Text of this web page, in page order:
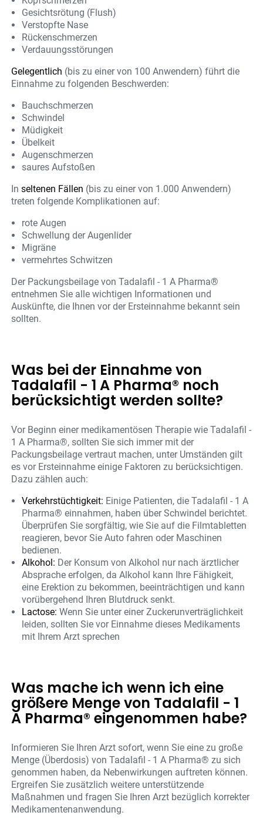
Gesichtsrötung (Flush)
Verstopfte Nase
Rückenschmerzen
Verdauungsstörungen
Gelegentlich (bis zu einer von 100 Anwendern) führt die
Einnahme zu folgenden Beschwerden:
Bauchschmerzen
Schwindel
Müdigkeit
Übelkeit
Augenschmerzen
saures Aufstoßen
Inseltenen Fällen (bis zu einer von 1.000 Anwendern)
treten folgende Komplikationen auf:
rote Augen
Schwellung der Augenlider
Migräne
vermehrtes Schwitzen
Der Packungsbeilage von Tadalafil - 1 A Pharma®
entnehmen Sie alle wichtigen Informationen und
Auskünfte, die Ihnen vor der Ersteinnahme bekannt sein
sollten.
Was bei der Einnahme von
Tadalafil - 1 A Pharma® noch
berücksichtigt werden sollte?
Vor Beginn einer medikamentösen Therapie wie Tadalafil -
1 A Pharma®, sollten Sie sich immer mit der
Packungsbeilage vertraut machen, unter Umständen gilt
es vor Ersteinnahme einige Faktoren zu berücksichtigen.
Dazu zählen auch:
Verkehrstüchtigkeit: Einige Patienten, die Tadalafil - 1 A
Pharma® einnahmen, haben über Schwindel berichtet.
Überprüfen Sie sorgfältig, wie Sie auf die Filmtabletten
reagieren, bevor Sie Auto fahren oder Maschinen
bedienen.
Alkohol: Der Konsum von Alkohol nur nach ärztlicher
Absprache erfolgen, da Alkohol kann Ihre Fähigkeit,
eine Erektion zu bekommen, beeinträchtigen und kann
vorübergehend Ihren Blutdruck senkt.
Lactose: Wenn Sie unter einer Zuckerunverträglichkeit
leiden, sollten Sie vor Einnahme dieses Medikaments
mit Ihrem Arzt sprechen
Was mache ich wenn ich eine
größere Menge von Tadalafil - 1
A Pharma® eingenommen habe?
Informieren Sie Ihren Arzt sofort, wenn Sie eine zu große
Menge (Überdosis) von Tadalafil - 1 A Pharma® zu sich
genommen haben, da Nebenwirkungen auftreten können.
Ergreifen Sie zusätzlich weitere unterstützende
Maßnahmen und fragen Sie Ihren Arzt bezüglich korrekter
Medikamentenanwendung.